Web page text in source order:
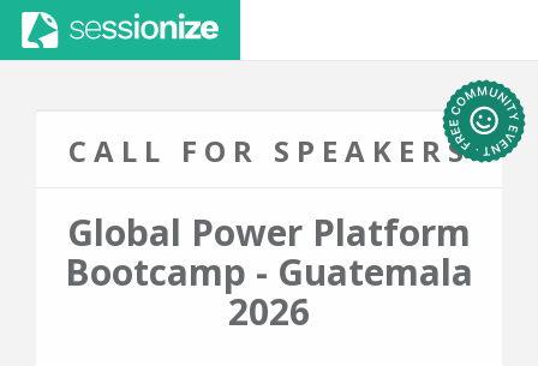
CALL FOR SPEAKERS
Global Power Platform
Bootcamp - Guatemala
2026